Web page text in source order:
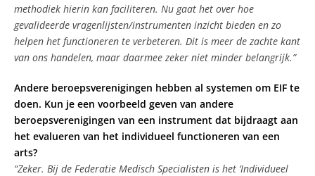
methodiek hierin kan faciliteren. Nu gaat het over hoe
gevalideerde vragenlijsten/instrumenten inzicht bieden en zo
helpen het functioneren te verbeteren. Dit is meer de zachte kant
van ons handelen, maar daarmee zeker niet minder belangrijk.”
Andere beroepsverenigingen hebben al systemen om EIF te
doen. Kun je een voorbeeld geven van andere
beroepsverenigingen van een instrument dat bijdraagt aan
het evalueren van het individueel functioneren van een
arts?
“Zeker. Bij de Federatie Medisch Specialisten is het ‘Individueel